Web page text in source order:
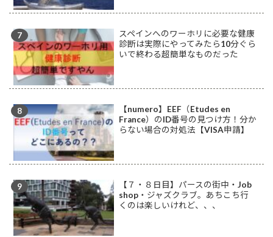
スペインへのワーホリに必要な健康
診断は実際にやってみたら10分ぐら
いで終わる超簡単なものだった
【numero】EEF（Etudes en
France）のID番号の見つけ方！分か
らない場合の対処法【VISA申請】
【７・８日目】パースの街中・Job
shop・ジャズクラブ。あちこち行
くのは楽しいけれど、、、